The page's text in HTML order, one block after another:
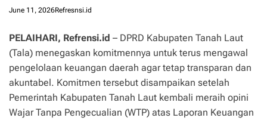
June 11, 2026Refresnsi.id
PELAIHARI, Refrensi.id – DPRD Kabupaten Tanah Laut
(Tala) menegaskan komitmennya untuk terus mengawal
pengelolaan keuangan daerah agar tetap transparan dan
akuntabel. Komitmen tersebut disampaikan setelah
Pemerintah Kabupaten Tanah Laut kembali meraih opini
Wajar Tanpa Pengecualian (WTP) atas Laporan Keuangan